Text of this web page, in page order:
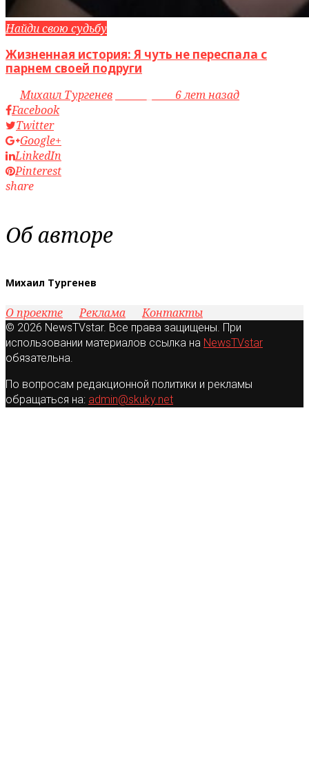
Найди свою судьбу
Жизненная история: Я чуть не переспала с
парнем своей подруги
byМихаил Тургенев
6 лет назад
Facebook
Twitter
Google+
LinkedIn
Pinterest
share
Об авторе
Михаил Тургенев
О проекте Реклама Контакты
© 2026 NewsTVstar. Все права защищены. При
использовании материалов ссылка на NewsTVstar
обязательна.
По вопросам редакционной политики и рекламы
обращаться на: admin@skuky.net